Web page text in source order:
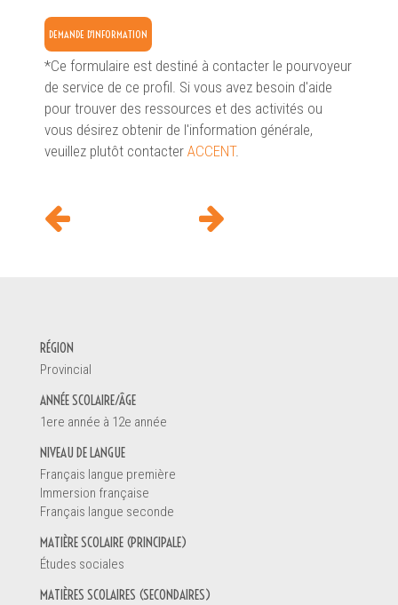
DEMANDE D'INFORMATION
*Ce formulaire est destiné à contacter le pourvoyeur
de service de ce profil. Si vous avez besoin d'aide
pour trouver des ressources et des activités ou
vous désirez obtenir de l'information générale,
veuillez plutôt contacter ACCENT.
Votre nom *
Une direction d'école
Un éducateur de la petite enfance
Un parent
Un étudiant
RÉGION
Provincial
ANNÉE SCOLAIRE/ÂGE
1ere année à 12e année
NIVEAU DE LANGUE
Français langue première
Immersion française
Français langue seconde
MATIÈRE SCOLAIRE (PRINCIPALE)
Études sociales
MATIÈRES SCOLAIRES (SECONDAIRES)